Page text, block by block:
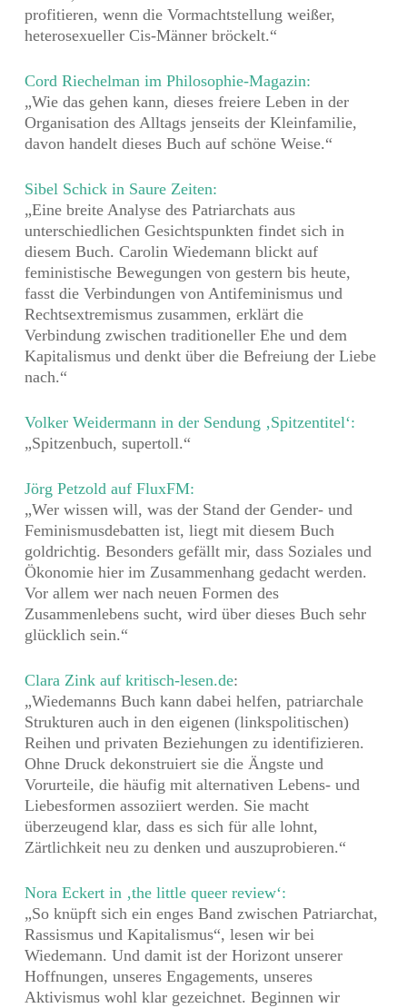
profitieren, wenn die Vormachtstellung weißer,
heterosexueller Cis-Männer bröckelt.“
Cord Riechelman im Philosophie-Magazin:
„Wie das gehen kann, dieses freiere Leben in der
Organisation des Alltags jenseits der Kleinfamilie,
davon handelt dieses Buch auf schöne Weise.“
Sibel Schick in Saure Zeiten:
„Eine breite Analyse des Patriarchats aus
unterschiedlichen Gesichtspunkten findet sich in
diesem Buch. Carolin Wiedemann blickt auf
feministische Bewegungen von gestern bis heute,
fasst die Verbindungen von Antifeminismus und
Rechtsextremismus zusammen, erklärt die
Verbindung zwischen traditioneller Ehe und dem
Kapitalismus und denkt über die Befreiung der Liebe
nach.“
Volker Weidermann in der Sendung ‚Spitzentitel‘:
„Spitzenbuch, supertoll.“
Jörg Petzold auf FluxFM:
„Wer wissen will, was der Stand der Gender- und
Feminismusdebatten ist, liegt mit diesem Buch
goldrichtig. Besonders gefällt mir, dass Soziales und
Ökonomie hier im Zusammenhang gedacht werden.
Vor allem wer nach neuen Formen des
Zusammenlebens sucht, wird über dieses Buch sehr
glücklich sein.“
Clara Zink auf kritisch-lesen.de:
„Wiedemanns Buch kann dabei helfen, patriarchale
Strukturen auch in den eigenen (linkspolitischen)
Reihen und privaten Beziehungen zu identifizieren.
Ohne Druck dekonstruiert sie die Ängste und
Vorurteile, die häufig mit alternativen Lebens- und
Liebesformen assoziiert werden. Sie macht
überzeugend klar, dass es sich für alle lohnt,
Zärtlichkeit neu zu denken und auszuprobieren.“
Nora Eckert in ‚the little queer review‘:
„So knüpft sich ein enges Band zwischen Patriarchat,
Rassismus und Kapitalismus“, lesen wir bei
Wiedemann. Und damit ist der Horizont unserer
Hoffnungen, unseres Engagements, unseres
Aktivismus wohl klar gezeichnet. Beginnen wir